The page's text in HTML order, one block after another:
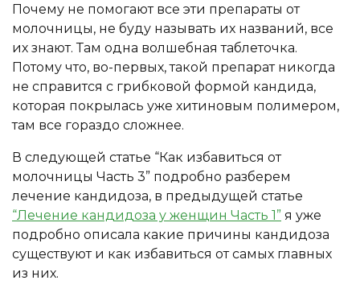
Почему не помогают все эти препараты от
молочницы, не буду называть их названий, все
их знают. Там одна волшебная таблеточка.
Потому что, во-первых, такой препарат никогда
не справится с грибковой формой кандида,
которая покрылась уже хитиновым полимером,
там все гораздо сложнее.
В следующей статье “Как избавиться от
молочницы Часть 3” подробно разберем
лечение кандидоза, в предыдущей статье
“Лечение кандидоза у женщин Часть 1” я уже
подробно описала какие причины кандидоза
существуют и как избавиться от самых главных
из них.